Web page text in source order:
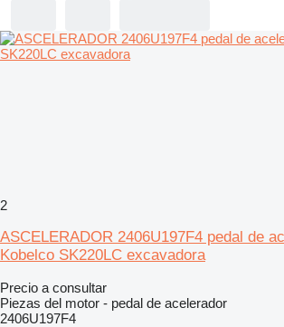
2
ASCELERADOR 2406U197F4 pedal de
Kobelco SK220LC excavadora
Precio a consultar
Piezas del motor - pedal de acelerador
2406U197F4